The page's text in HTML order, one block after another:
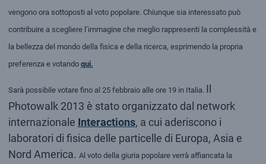
vengono ora sottoposti al voto popolare. Chiunque sia interessato può
contribuire a scegliere l’immagine che meglio rappresenti la complessità e
la bellezza del mondo della fisica e della ricerca, esprimendo la propria
preferenza e votando qui.
Sarà possibile votare fino al 25 febbraio alle ore 19 in Italia. Il
Photowalk 2013 è stato organizzato dal network
internazionale Interactions, a cui aderiscono i
laboratori di fisica delle particelle di Europa, Asia e
Nord America. Al voto della giuria popolare verrà affiancata la